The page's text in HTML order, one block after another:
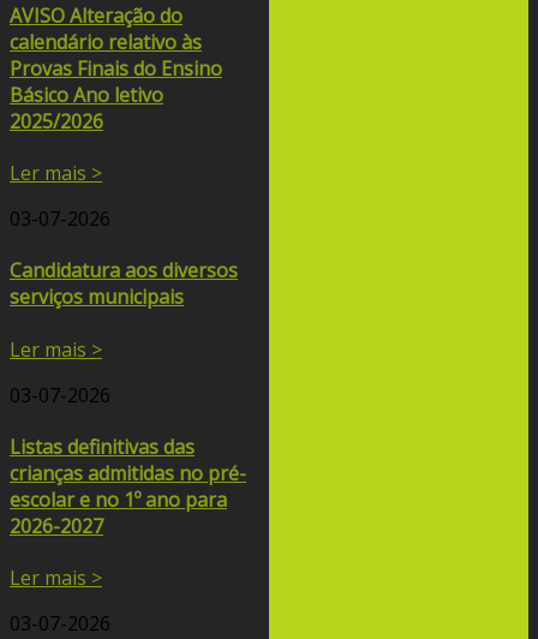
AVISO Alteração do
calendário relativo às
Provas Finais do Ensino
Básico Ano letivo
2025/2026
Ler mais >
03-07-2026
Candidatura aos diversos
serviços municipais
Ler mais >
03-07-2026
Listas definitivas das
crianças admitidas no pré-
escolar e no 1º ano para
2026-2027
Ler mais >
03-07-2026